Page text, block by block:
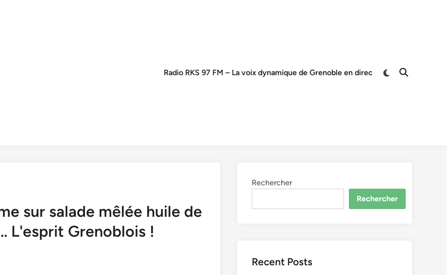
Radio RKS 97 FM – La voix dynamique de Grenoble en direc
sur salade mêlée huile de
L'esprit Grenoblois !
Rechercher
Rechercher
Recent Posts